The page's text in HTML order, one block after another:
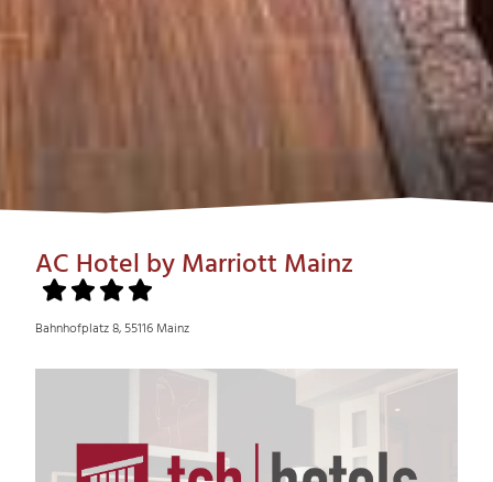
AC Hotel by Marriott Mainz
Bahnhofplatz 8, 55116 Mainz